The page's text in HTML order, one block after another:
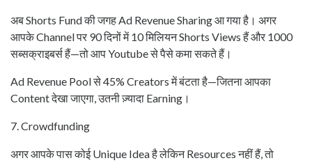
अब Shorts Fund की जगह Ad Revenue Sharing आ गया है। अगर
आपके Channel पर 90 दिनों में 10 मिलियन Shorts Views हैं और 1000
सब्सक्राइबर्स हैं—तो आप Youtube से पैसे कमा सकते हैं।
Ad Revenue Pool से 45% Creators में बंटता है—जितना आपका
Content देखा जाएगा, उतनी ज़्यादा Earning।
7. Crowdfunding
अगर आपके पास कोई Unique Idea है लेकिन Resources नहीं हैं, तो